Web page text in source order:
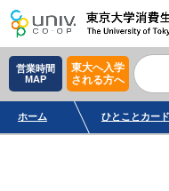
営業時間
MAP
東大へ入学
される方へ
ホーム ひとことカー